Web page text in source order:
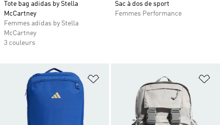
Tote bag adidas by Stella
McCartney
Femmes adidas by Stella
McCartney
3 couleurs
Sac à dos de sport
Femmes Performance
Ajouter à la Liste de produits